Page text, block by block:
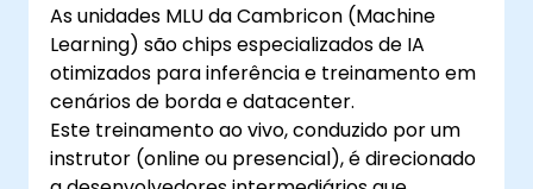
As unidades MLU da Cambricon (Machine
Learning) são chips especializados de IA
otimizados para inferência e treinamento em
cenários de borda e datacenter.
Este treinamento ao vivo, conduzido por um
instrutor (online ou presencial), é direcionado